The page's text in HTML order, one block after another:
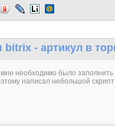
bitrix - артикул в
необходимо было
написал небольшой